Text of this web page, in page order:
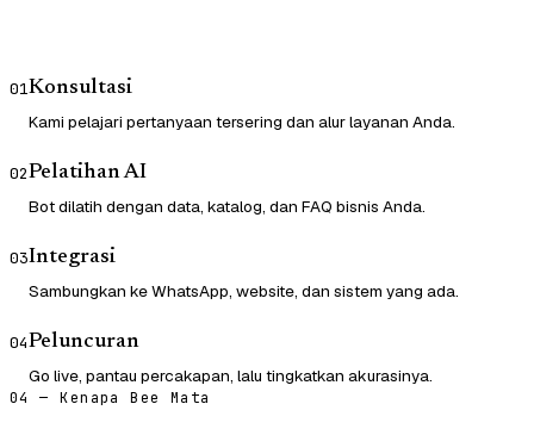
01Konsultasi
Kami pelajari pertanyaan tersering dan alur layanan Anda.
02Pelatihan AI
Bot dilatih dengan data, katalog, dan FAQ bisnis Anda.
03Integrasi
Sambungkan ke WhatsApp, website, dan sistem yang ada.
04Peluncuran
Go live, pantau percakapan, lalu tingkatkan akurasinya.
04 — Kenapa Bee Mata